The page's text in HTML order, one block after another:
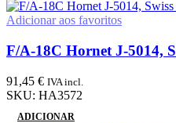
Adicionar aos favoritos
F/A-18C Hornet J-5014,
91,45 € IVA incl.
SKU: HA3572
ADICIONAR